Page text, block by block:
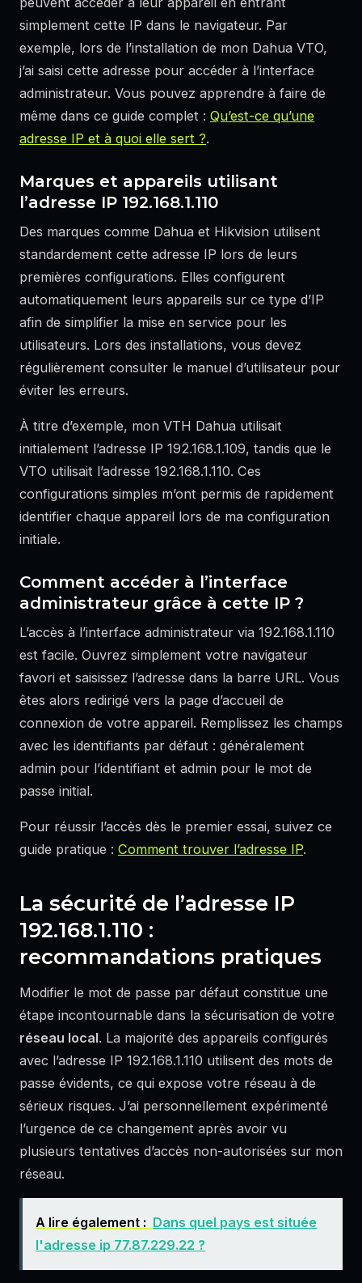
simplement cette IP dans le navigateur. Par
exemple, lors de l’installation de mon Dahua VTO,
j’ai saisi cette adresse pour accéder à l’interface
administrateur. Vous pouvez apprendre à faire de
même dans ce guide complet : Qu’est-ce qu’une
adresse IP et à quoi elle sert ?.
Marques et appareils utilisant
l’adresse IP 192.168.1.110
Des marques comme Dahua et Hikvision utilisent
standardement cette adresse IP lors de leurs
premières configurations. Elles configurent
automatiquement leurs appareils sur ce type d’IP
afin de simplifier la mise en service pour les
utilisateurs. Lors des installations, vous devez
régulièrement consulter le manuel d’utilisateur pour
éviter les erreurs.
À titre d’exemple, mon VTH Dahua utilisait
initialement l’adresse IP 192.168.1.109, tandis que le
VTO utilisait l’adresse 192.168.1.110. Ces
configurations simples m’ont permis de rapidement
identifier chaque appareil lors de ma configuration
initiale.
Comment accéder à l’interface
administrateur grâce à cette IP ?
L’accès à l’interface administrateur via 192.168.1.110
est facile. Ouvrez simplement votre navigateur
favori et saisissez l’adresse dans la barre URL. Vous
êtes alors redirigé vers la page d’accueil de
connexion de votre appareil. Remplissez les champs
avec les identifiants par défaut : généralement
admin pour l’identifiant et admin pour le mot de
passe initial.
Pour réussir l’accès dès le premier essai, suivez ce
guide pratique : Comment trouver l’adresse IP.
La sécurité de l’adresse IP
192.168.1.110 :
recommandations pratiques
Modifier le mot de passe par défaut constitue une
étape incontournable dans la sécurisation de votre
réseau local. La majorité des appareils configurés
avec l’adresse IP 192.168.1.110 utilisent des mots de
passe évidents, ce qui expose votre réseau à de
sérieux risques. J’ai personnellement expérimenté
l’urgence de ce changement après avoir vu
plusieurs tentatives d’accès non-autorisées sur mon
réseau.
A lire également : Dans quel pays est située
l'adresse ip 77.87.229.22 ?